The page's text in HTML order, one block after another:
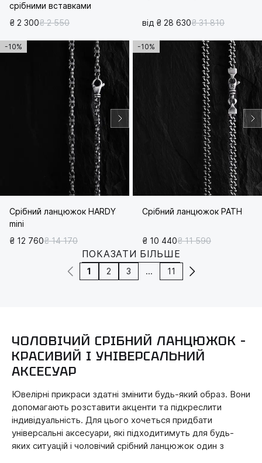
срібними вставками
₴ 2 300₴ 2 550 від ₴ 28 630₴ 31 810
-10%
Срібний ланцюжок HARDY
mini
₴ 12 760₴ 14 170
-10%
Срібний ланцюжок PATH
₴ 10 440₴ 11 590
ПОКАЗАТИ БІЛЬШЕ
1 2 3 ... 11
ЧОЛОВІЧИЙ СРІБНИЙ ЛАНЦЮЖОК –
КРАСИВИЙ І УНІВЕРСАЛЬНИЙ
АКСЕСУАР
Ювелірні прикраси здатні змінити будь-який образ. Вони
допомагають розставити акценти та підкреслити
індивідуальність. Для цього хочеться придбати
універсальні аксесуари, які підходитимуть для будь-
яких ситуацій і чоловічий срібний ланцюжок один з